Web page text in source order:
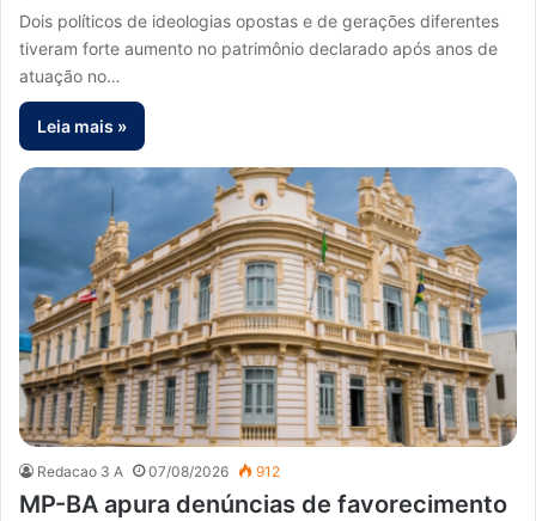
Dois políticos de ideologias opostas e de gerações diferentes
tiveram forte aumento no patrimônio declarado após anos de
atuação no…
Leia mais »
Redacao 3 A 07/08/2026 912
MP-BA apura denúncias de favorecimento